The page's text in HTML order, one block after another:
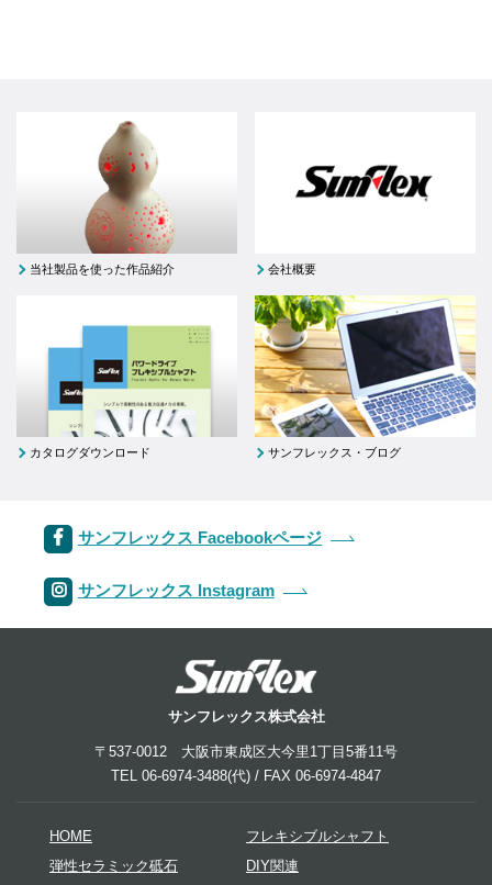
当社製品を使った作品紹介 会社概要
カタログダウンロード サンフレックス・ブログ
サンフレックス Facebookページ
サンフレックス Instagram
サンフレックス株式会社
〒537-0012 大阪市東成区大今里1丁目5番11号
TEL 06-6974-3488(代) / FAX 06-6974-4847
HOME
フレキシブルシャフト
弾性セラミック砥石
DIY関連